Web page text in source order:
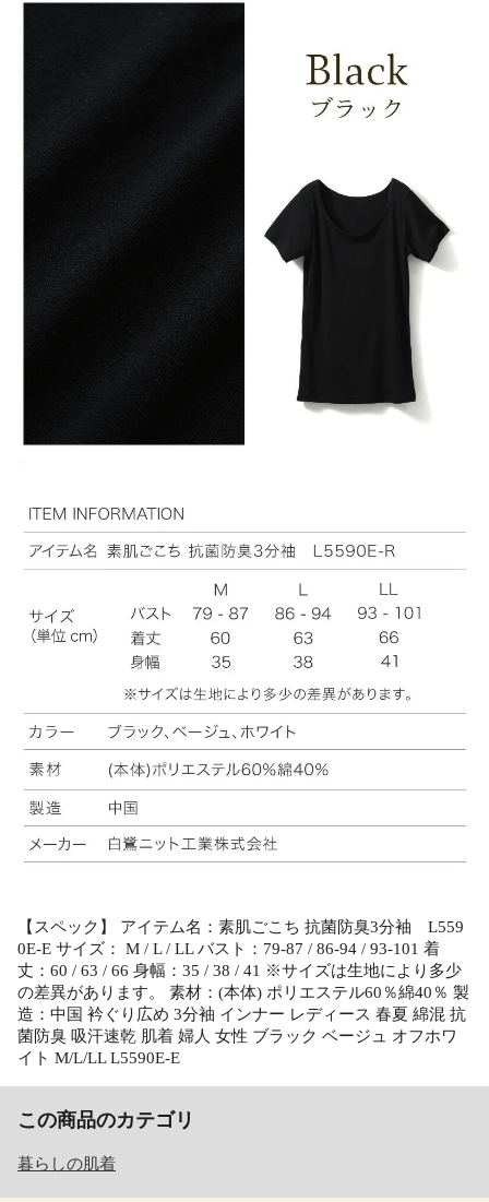
【スペック】 アイテム名：素肌ごこち 抗菌防臭3分袖 L559
0E-E サイズ： M / L / LL バスト：79-87 / 86-94 / 93-101 着
丈：60 / 63 / 66 身幅：35 / 38 / 41 ※サイズは生地により多少
の差異があります。 素材：(本体) ポリエステル60％綿40％ 製
造：中国 衿ぐり広め 3分袖 インナー レディース 春夏 綿混 抗
菌防臭 吸汗速乾 肌着 婦人 女性 ブラック ベージュ オフホワ
イト M/L/LL L5590E-E
この商品のカテゴリ
暮らしの肌着